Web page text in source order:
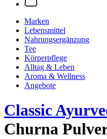
Marken
Lebensmittel
Nahrungsergänzung
Tee
Körperpflege
Alltag & Leben
Aroma & Wellness
Angebote
Classic
Churna